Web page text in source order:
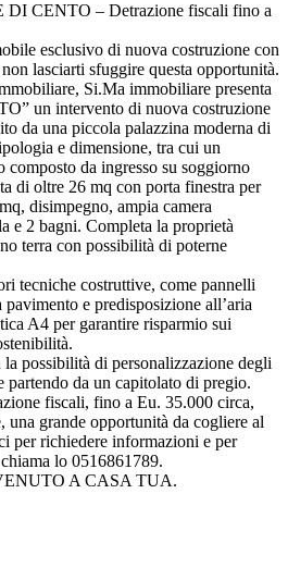
CENTO – Detrazione fiscali fino a
esclusivo di nuova costruzione con
lasciarti sfuggire questa opportunità.
Si.Ma immobiliare presenta
un intervento di nuova costruzione
da una piccola palazzina moderna di
e dimensione, tra cui un
composto da ingresso su soggiorno
di oltre 26 mq con porta finestra per
disimpegno, ampia camera
e 2 bagni. Completa la proprietà
terra con possibilità di poterne
tecniche costruttive, come pannelli
e predisposizione all’aria
A4 per garantire risparmio sui
possibilità di personalizzazione degli
da un capitolato di pregio.
fiscali, fino a Eu. 35.000 circa,
grande opportunità da cogliere al
per richiedere informazioni e per
lo 0516861789.
A CASA TUA.